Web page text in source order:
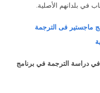
في بلدانهم الأصلية.
دراسة الترجمة في برنامج